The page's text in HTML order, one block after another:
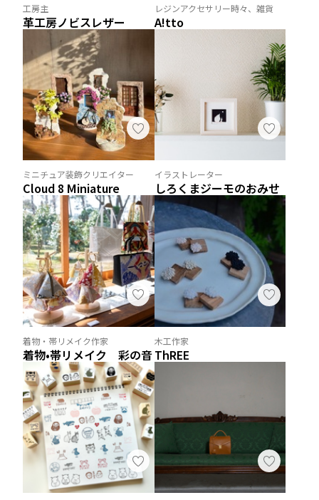
工房主
革工房ノビスレザー
レジンアクセサリー時々、雑貨
A!tto
ミニチュア装飾クリエイター
Cloud 8 Miniature
イラストレーター
しろくまジーモのおみせ
着物・帯リメイク作家
着物•帯リメイク 彩の音
木工作家
ThREE